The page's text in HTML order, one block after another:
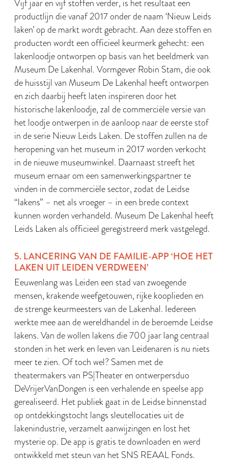
Vijf jaar en vijf stoffen verder, is het resultaat een
productlijn die vanaf 2017 onder de naam ‘Nieuw Leids
laken’ op de markt wordt gebracht. Aan deze stoffen en
producten wordt een officieel keurmerk gehecht: een
lakenloodje ontworpen op basis van het beeldmerk van
Museum De Lakenhal. Vormgever Robin Stam, die ook
de huisstijl van Museum De Lakenhal heeft ontworpen
en zich daarbij heeft laten inspireren door het
historische lakenloodje, zal de commerciële versie van
het loodje ontwerpen in de aanloop naar de eerste stof
in de serie Nieuw Leids Laken. De stoffen zullen na de
heropening van het museum in 2017 worden verkocht
in de nieuwe museumwinkel. Daarnaast streeft het
museum ernaar om een samenwerkingspartner te
vinden in de commerciële sector, zodat de Leidse
“lakens” – net als vroeger – in een brede context
kunnen worden verhandeld. Museum De Lakenhal heeft
Leids Laken als officieel geregistreerd merk vastgelegd.
5. LANCERING VAN DE FAMILIE-APP ‘HOE HET
LAKEN UIT LEIDEN VERDWEEN’
Eeuwenlang was Leiden een stad van zwoegende
mensen, krakende weefgetouwen, rijke kooplieden en
de strenge keurmeesters van de Lakenhal. Iedereen
werkte mee aan de wereldhandel in de beroemde Leidse
lakens. Van de wollen lakens die 700 jaar lang centraal
stonden in het werk en leven van Leidenaren is nu niets
meer te zien. Of toch wel? Samen met de
theatermakers van PS|Theater en ontwerpersduo
DeVrijerVanDongen is een verhalende en speelse app
gerealiseerd. Het publiek gaat in de Leidse binnenstad
op ontdekkingstocht langs sleutellocaties uit de
lakenindustrie, verzamelt aanwijzingen en lost het
mysterie op. De app is gratis te downloaden en werd
ontwikkeld met steun van het SNS REAAL Fonds.